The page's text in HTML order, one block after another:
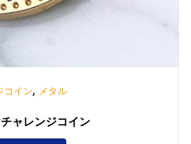
コイン, メタル
ャレンジコイン